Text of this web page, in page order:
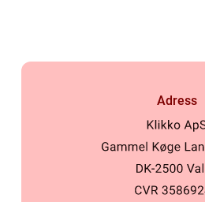
Adress